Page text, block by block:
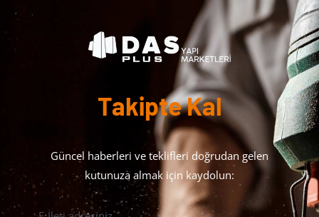
Takipte Kal
Güncel haberleri ve teklifleri doğrudan gelen
kutunuza almak için kaydolun: